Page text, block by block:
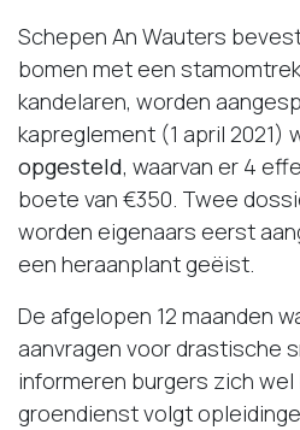
Schepen An Wauters
bomen met een
kandelaren, worden
kapreglement (1 april 2021)
opgesteld, waarvan er 4
boete van €350. Twee
worden eigenaars eerst
een heraanplant geëist.
De afgelopen 12 maanden
aanvragen voor drastische
informeren burgers zich
groendienst volgt